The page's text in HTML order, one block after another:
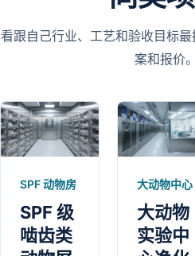
看跟自己行业、工艺和验收目标
案和报价。
SPF 动物房
SPF 级
啮齿类
大动物中心
大动物
实验中